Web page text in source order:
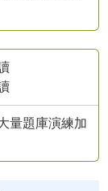
量題庫演練加